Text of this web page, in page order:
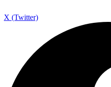
X (Twitter)